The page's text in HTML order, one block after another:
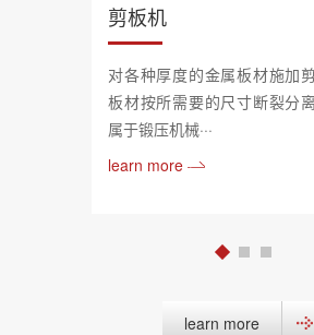
剪板机
对各种厚度的金属板材施加
板材按所需要的尺寸断裂分
属于锻压机械···
learn more
learn more